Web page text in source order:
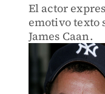
El actor
emotivo texto
James Caan.